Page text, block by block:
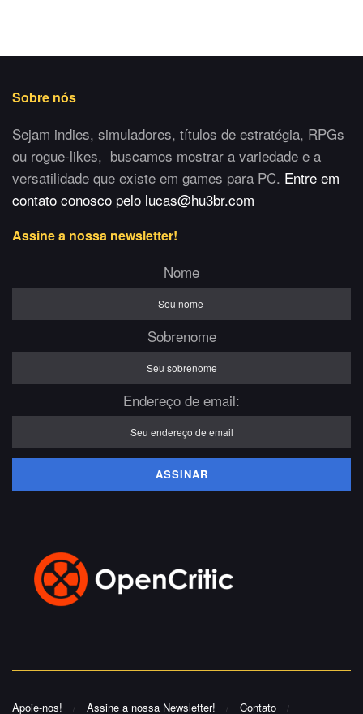
Sobre nós
Sejam indies, simuladores, títulos de estratégia, RPGs
ou rogue-likes, buscamos mostrar a variedade e a
versatilidade que existe em games para PC. Entre em
contato conosco pelo lucas@hu3br.com
Assine a nossa newsletter!
Nome
Sobrenome
Endereço de email:
Apoie-nos! Assine a nossa Newsletter! Contato